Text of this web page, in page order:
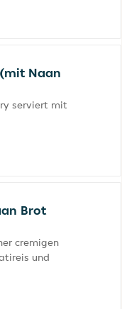
Naan
serviert mit
Brot
cremigen
und